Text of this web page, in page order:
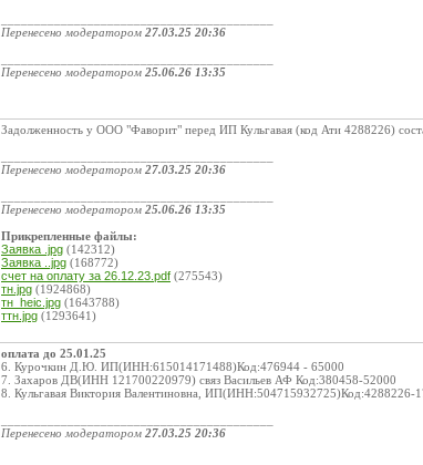
Перенесено модератором 27.03.25 20:36
Перенесено модератором 25.06.26 13:35
Задолженность у ООО "Фаворит" перед ИП Кульгавая (код Ати 4288226)
Перенесено модератором 27.03.25 20:36
Перенесено модератором 25.06.26 13:35
Прикрепленные файлы:
Заявка .jpg (142312)
Заявка ..jpg (168772)
счет на оплату за 26.12.23.pdf (275543)
тн.jpg (1924868)
тн_heic.jpg (1643788)
ттн.jpg (1293641)
оплата до 25.01.25
6. Курочкин Д.Ю. ИП(ИНН:615014171488)Код:476944 - 65000
7. Захаров ДВ(ИНН 121700220979) связ Васильев АФ Код:380458-52000
8. Кульгавая Виктория Валентиновна, ИП(ИНН:504715932725)Код:4288226-
Перенесено модератором 27.03.25 20:36